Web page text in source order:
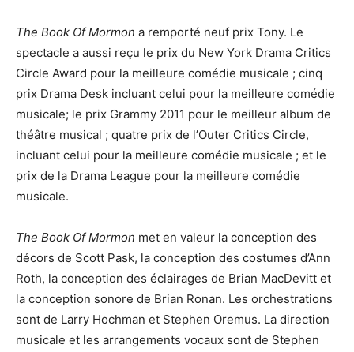
The Book Of Mormon a remporté neuf prix Tony. Le
spectacle a aussi reçu le prix du New York Drama Critics
Circle Award pour la meilleure comédie musicale ; cinq
prix Drama Desk incluant celui pour la meilleure comédie
musicale; le prix Grammy 2011 pour le meilleur album de
théâtre musical ; quatre prix de l’Outer Critics Circle,
incluant celui pour la meilleure comédie musicale ; et le
prix de la Drama League pour la meilleure comédie
musicale.
The Book Of Mormon met en valeur la conception des
décors de Scott Pask, la conception des costumes d’Ann
Roth, la conception des éclairages de Brian MacDevitt et
la conception sonore de Brian Ronan. Les orchestrations
sont de Larry Hochman et Stephen Oremus. La direction
musicale et les arrangements vocaux sont de Stephen